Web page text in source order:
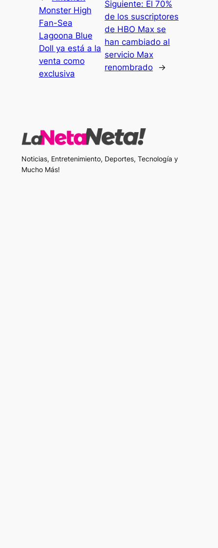
Monster High
Fan-Sea
Lagoona Blue
Doll ya está a la
venta como
exclusiva
Siguiente: El 70%
de los suscriptores
de HBO Max se
han cambiado al
servicio Max
renombrado
→
Noticias, Entretenimiento, Deportes, Tecnología y
Mucho Más!